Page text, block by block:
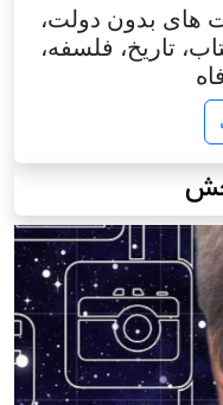
های بدون دولت،
تاریخ، فلسفه،